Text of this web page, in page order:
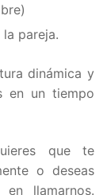
pareja.
dinámica y
en un tiempo
que te
o deseas
llamarnos.